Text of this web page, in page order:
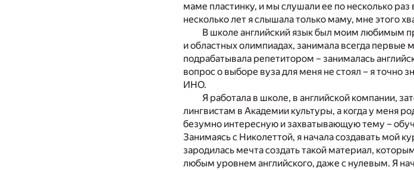
маме пластинку, и мы слушали ее по несколько
несколько лет я слышала только маму, мне этого
В школе английский язык был моим любимым
и областных олимпиадах, занимала всегда первые
подрабатывала репетитором – занималась
вопрос о выборе вуза для меня не стоял – я точно
ИНО.
Я работала в школе, в английской компании,
лингвистам в Академии культуры, а когда у меня
безумно интересную и захватывающую тему –
Занимаясь с Николеттой, я начала создавать мой
зародилась мечта создать такой материал,
любым уровнем английского, даже с нулевым. Я